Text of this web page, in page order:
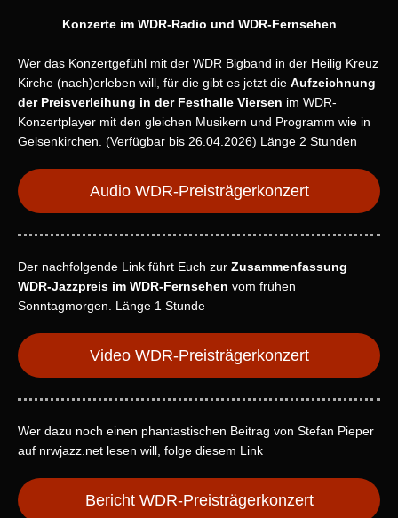
Konzerte im WDR-Radio und WDR-Fernsehen
Wer das Konzertgefühl mit der WDR Bigband in der Heilig Kreuz
Kirche (nach)erleben will, für die gibt es jetzt die Aufzeichnung
der Preisverleihung in der Festhalle Viersen im WDR-
Konzertplayer mit den gleichen Musikern und Programm wie in
Gelsenkirchen. (Verfügbar bis 26.04.2026) Länge 2 Stunden
Audio WDR-Preisträgerkonzert
Der nachfolgende Link führt Euch zur Zusammenfassung
WDR-Jazzpreis im WDR-Fernsehen vom frühen
Sonntagmorgen. Länge 1 Stunde
Video WDR-Preisträgerkonzert
Wer dazu noch einen phantastischen Beitrag von Stefan Pieper
auf nrwjazz.net lesen will, folge diesem Link
Bericht WDR-Preisträgerkonzert